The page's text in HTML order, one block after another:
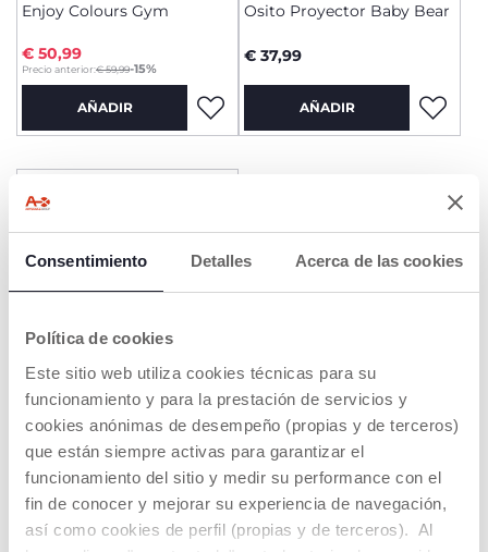
Consentimiento Detalles Acerca de las cookies
Política de cookies
Este sitio web utiliza cookies técnicas para su
funcionamiento y para la prestación de servicios y
cookies anónimas de desempeño (propias y de terceros)
que están siempre activas para garantizar el
funcionamiento del sitio y medir su performance con el
fin de conocer y mejorar su experiencia de navegación,
así como cookies de perfil (propias y de terceros). Al
Enjoy Colours Gym
Precio anterior:€ 59,99-15%
to
€ 50,99
AÑADIR
Osito Proyector Baby Bear
€ 37,99
AÑADIR
+ COLORES
Osito Proyector Baby Bear
€ 37,99
AÑADIR